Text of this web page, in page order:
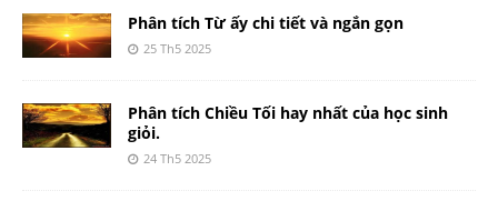
Phân tích Từ ấy chi tiết và ngắn gọn
25 Th5 2025
Phân tích Chiều Tối hay nhất của học sinh
giỏi.
24 Th5 2025